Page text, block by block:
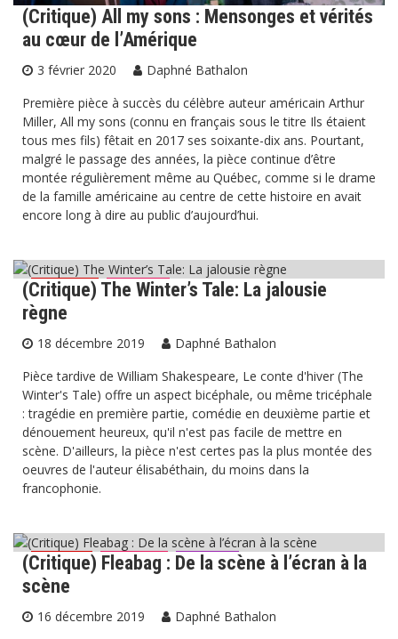
(Critique) All my sons : Mensonges et vérités
au cœur de l’Amérique
3 février 2020
Daphné Bathalon
Première pièce à succès du célèbre auteur américain Arthur
Miller, All my sons (connu en français sous le titre Ils étaient
tous mes fils) fêtait en 2017 ses soixante-dix ans. Pourtant,
malgré le passage des années, la pièce continue d’être
montée régulièrement même au Québec, comme si le drame
de la famille américaine au centre de cette histoire en avait
encore long à dire au public d’aujourd’hui.
Critiques Théâtre
(Critique) The Winter’s Tale: La jalousie
règne
18 décembre 2019
Daphné Bathalon
Pièce tardive de William Shakespeare, Le conte d'hiver (The
Winter's Tale) offre un aspect bicéphale, ou même tricéphale
: tragédie en première partie, comédie en deuxième partie et
dénouement heureux, qu'il n'est pas facile de mettre en
scène. D'ailleurs, la pièce n'est certes pas la plus montée des
oeuvres de l'auteur élisabéthain, du moins dans la
francophonie.
Cinéma Critiques Théâtre
(Critique) Fleabag : De la scène à l’écran à la
scène
16 décembre 2019
Daphné Bathalon